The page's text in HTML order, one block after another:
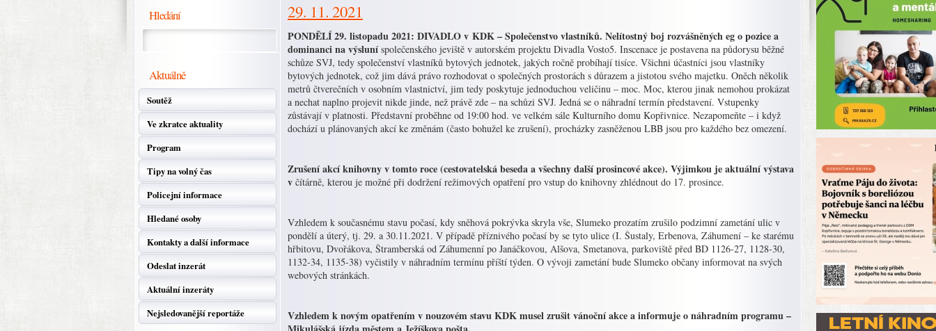
Hledání
Aktuálně
Soutěž
Ve zkratce aktuality
Program
Tipy na volný čas
Policejní informace
Hledané osoby
Kontakty a další informace
Odeslat inzerát
Aktuální inzeráty
Nejsledovanější reportáže
29. 11. 2021
PONDĚLÍ 29. listopadu 2021: DIVADLO v KDK – Společenstvo vlastníků. Nelítostný boj rozvášněných eg o pozice a
dominanci na výsluní společenského jeviště v autorském projektu Divadla Vosto5. Inscenace je postavena na půdorysu běžné
schůze SVJ, tedy společenství vlastníků bytových jednotek, jakých ročně probíhají tisíce. Všichni účastníci jsou vlastníky
bytových jednotek, což jim dává právo rozhodovat o společných prostorách s důrazem a jistotou svého majetku. Oněch několik
metrů čtverečních v osobním vlastnictví, jim tedy poskytuje jednoduchou veličinu – moc. Moc, kterou jinak nemohou prokázat
a nechat naplno projevit nikde jinde, než právě zde – na schůzi SVJ. Jedná se o náhradní termín představení. Vstupenky
zůstávají v platnosti. Představní proběhne od 19:00 hod. ve velkém sále Kulturního domu Kopřivnice. Nezapomeňte – i když
dochází u plánovaných akcí ke změnám (často bohužel ke zrušení), procházky zasněženou LBB jsou pro každého bez omezení.
Zrušení akcí knihovny v tomto roce (cestovatelská beseda a všechny další prosincové akce). Výjimkou je aktuální výstava
v čítárně, kterou je možné při dodržení režimových opatření pro vstup do knihovny zhlédnout do 17. prosince.
Vzhledem k současnému stavu počasí, kdy sněhová pokrývka skryla vše, Slumeko prozatím zrušilo podzimní zametání ulic v
pondělí a úterý, tj. 29. a 30.11.2021. V případě příznivého počasí by se tyto ulice (I. Šustaly, Erbenova, Záhumení – ke starému
hřbitovu, Dvořákova, Štramberská od Záhumenní po Janáčkovou, Alšova, Smetanova, parkoviště před BD 1126-27, 1128-30,
1132-34, 1135-38) vyčistily v náhradním termínu příští týden. O vývoji zametání bude Slumeko občany informovat na svých
webových stránkách.
Vzhledem k novým opatřením v nouzovém stavu KDK musel zrušit vánoční akce a informuje o náhradním programu –